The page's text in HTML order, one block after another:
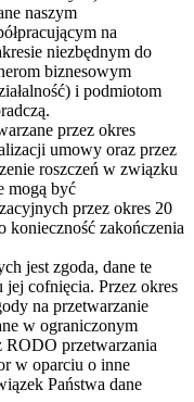
naszym
na
niezbędnym do
biznesowym
i podmiotom
przez okres
umowy oraz przez
roszczeń w związku
mogą być
przez okres 20
konieczność zakończenia
jest zgoda, dane te
cofnięcia. Przez okres
na przetwarzanie
w ograniczonym
RODO przetwarzania
w oparciu o inne
Państwa dane